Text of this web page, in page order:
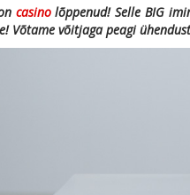
casinolõppenud! Selle BIG
Võtame võitjaga peagi